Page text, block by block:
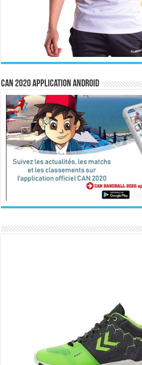
CAN 2020 Application Android